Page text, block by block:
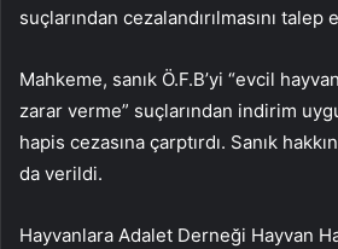
suçlarından cezalandırılmasını talep
Mahkeme, sanık Ö.F.B’yi “evcil
zarar verme” suçlarından indirim
hapis cezasına çarptırdı. Sanık
da verildi.
Hayvanlara Adalet Derneği Hayvan